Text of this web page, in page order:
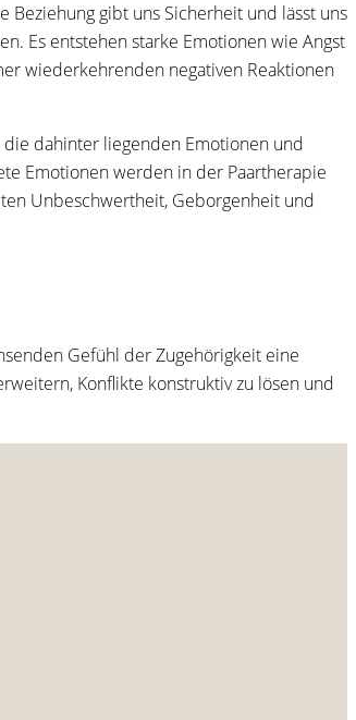
Beziehung gibt uns Sicherheit und lässt uns
Es entstehen starke Emotionen wie Angst
wiederkehrenden negativen Reaktionen
die dahinter liegenden Emotionen und
Emotionen werden in der Paartherapie
Unbeschwertheit, Geborgenheit und
Gefühl der Zugehörigkeit eine
Konflikte konstruktiv zu lösen und